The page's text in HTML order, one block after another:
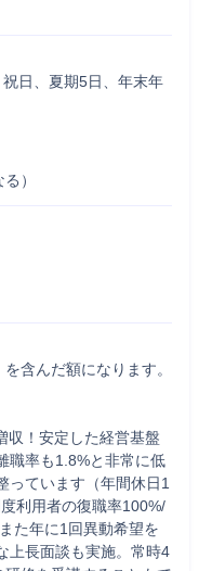
日、夏期5日、年末年
）
含んだ額になります。
収！安定した経営基盤
職率も1.8%と非常に低
っています（年間休日1
利用者の復職率100%/
た年に1回異動希望を
上長面談も実施。常時4